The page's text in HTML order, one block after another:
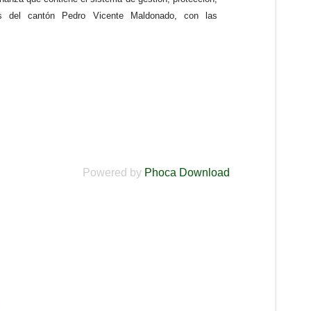
del cantón Pedro Vicente Maldonado, con las
Powered by Phoca Download